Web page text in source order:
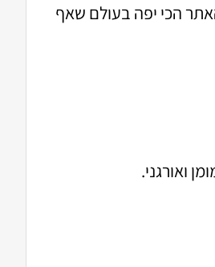
הכי יפה בעולם שאף
ואורגני.